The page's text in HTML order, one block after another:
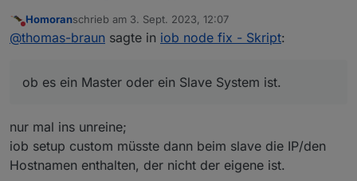
+ system.adapter.nut.1                    : nut
+ system.adapter.ocpp.0                   :
+ system.adapter.pi-hole.1                : pi-
+ system.adapter.pollenflug.0             :
+
system.adapter.proxmox.0                :
system.adapter.rpi2.0                   : rpi2
+
system.adapter.sayit.0                  :
Okay. Dann hab ich das Problem, das ich noch
nicht herausgefunden habe wie man
Nicht stören
Homoranschrieb am 3. Sept. 2023, 12:07
zuletzt editiert von
@thomas-braun sagte in iob node fix - Skript:
ob es ein Master oder ein Slave System ist.
nur mal ins unreine;
iob setup custom müsste dann beim slave die IP/den
Hostnamen enthalten, der nicht der eigene ist.